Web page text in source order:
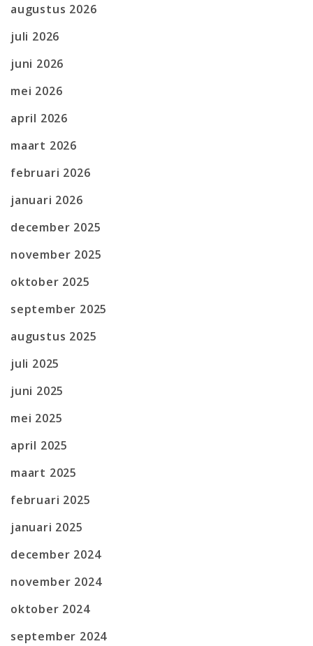
augustus 2026
juli 2026
juni 2026
mei 2026
april 2026
maart 2026
februari 2026
januari 2026
december 2025
november 2025
oktober 2025
september 2025
augustus 2025
juli 2025
juni 2025
mei 2025
april 2025
maart 2025
februari 2025
januari 2025
december 2024
november 2024
oktober 2024
september 2024